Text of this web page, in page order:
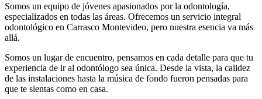
Somos un equipo de jóvenes apasionados por la odontología,
especializados en todas las áreas. Ofrecemos un servicio integral
odontológico en Carrasco Montevideo, pero nuestra esencia va más
allá.
Somos un lugar de encuentro, pensamos en cada detalle para que tu
experiencia de ir al odontólogo sea única. Desde la vista, la calidez
de las instalaciones hasta la música de fondo fueron pensadas para
que te sientas como en casa.​